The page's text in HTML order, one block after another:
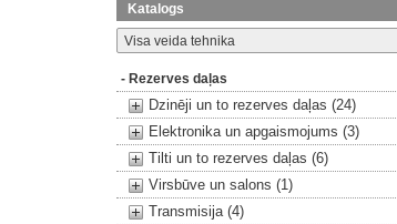
Katalogs
- Rezerves daļas
Dzinēji un to rezerves daļas (24)
Elektronika un apgaismojums (3)
Tilti un to rezerves daļas (6)
Virsbūve un salons (1)
Transmisija (4)